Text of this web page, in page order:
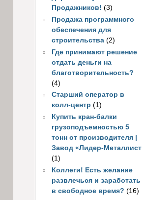
Продажников! (3)
Продажа программного
обеспечения для
строительства (2)
Где принимают решение
отдать деньги на
благотворительность?
(4)
Старший оператор в
колл-центр (1)
Купить кран-балки
грузоподъемностью 5
тонн от производителя |
Завод «Лидер-Металлист
(1)
Коллеги! Есть желание
развлечься и заработать
в свободное время? (16)